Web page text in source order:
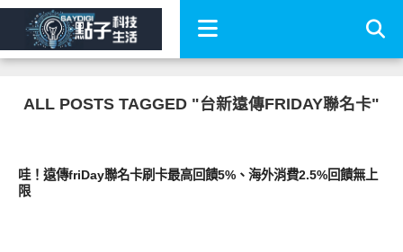
ALL POSTS TAGGED "台新遠傳FRIDAY聯名卡"
哇！遠傳friDay聯名卡刷卡最高回饋5%、海外消費2.5%回饋無上
限